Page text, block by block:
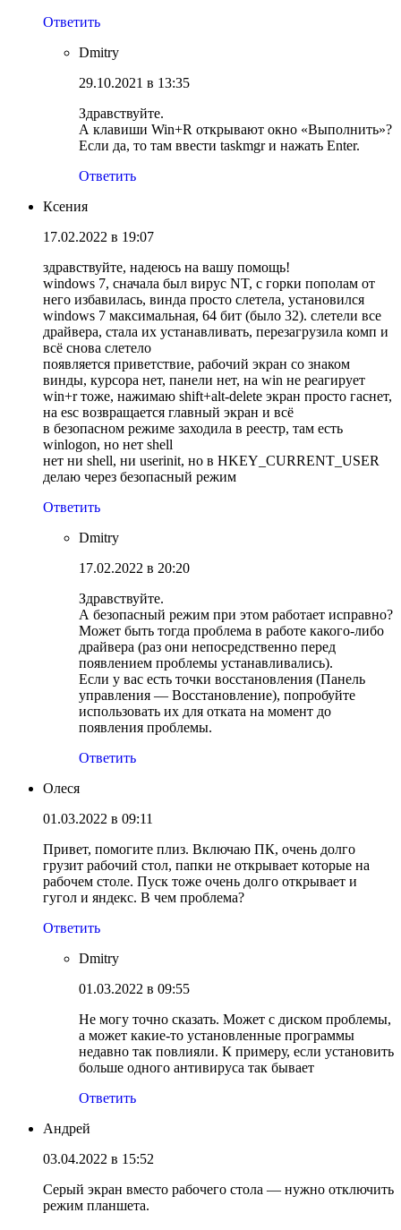
Ответить
Dmitry
29.10.2021 в 13:35
Здравствуйте.
А клавиши Win+R открывают окно «Выполнить»?
Если да, то там ввести taskmgr и нажать Enter.
Ответить
Ксения
17.02.2022 в 19:07
здравствуйте, надеюсь на вашу помощь!
windows 7, сначала был вирус NT, с горки пополам от
него избавилась, винда просто слетела, установился
windows 7 максимальная, 64 бит (было 32). слетели все
драйвера, стала их устанавливать, перезагрузила комп и
всё снова слетело
появляется приветствие, рабочий экран со знаком
винды, курсора нет, панели нет, на win не реагирует
win+r тоже, нажимаю shift+alt-delete экран просто гаснет,
на esc возвращается главный экран и всё
в безопасном режиме заходила в реестр, там есть
winlogon, но нет shell
нет ни shell, ни userinit, но в HKEY_CURRENT_USER
делаю через безопасный режим
Ответить
Dmitry
17.02.2022 в 20:20
Здравствуйте.
А безопасный режим при этом работает исправно?
Может быть тогда проблема в работе какого-либо
драйвера (раз они непосредственно перед
появлением проблемы устанавливались).
Если у вас есть точки восстановления (Панель
управления — Восстановление), попробуйте
использовать их для отката на момент до
появления проблемы.
Ответить
Олеся
01.03.2022 в 09:11
Привет, помогите плиз. Включаю ПК, очень долго
грузит рабочий стол, папки не открывает которые на
рабочем столе. Пуск тоже очень долго открывает и
гугол и яндекс. В чем проблема?
Ответить
Dmitry
01.03.2022 в 09:55
Не могу точно сказать. Может с диском проблемы,
а может какие-то установленные программы
недавно так повлияли. К примеру, если установить
больше одного антивируса так бывает
Ответить
Андрей
03.04.2022 в 15:52
Серый экран вместо рабочего стола — нужно отключить
режим планшета.